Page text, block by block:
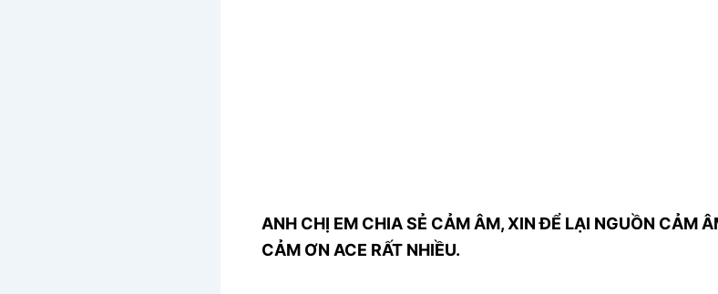
ANH CHỊ EM CHIA SẺ CẢM ÂM, XIN ĐỂ LẠI NGUỒN CẢM
CẢM ƠN ACE RẤT NHIỀU.